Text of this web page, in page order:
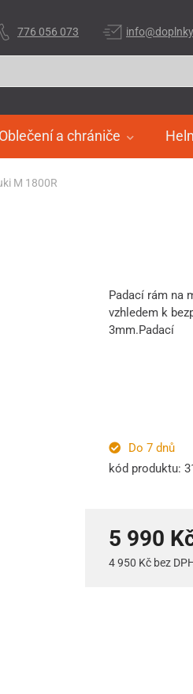
Oblečení a chrániče
776 056 073
M 1800R
Padací rám na
vzhledem k
3mm.Padací
Do 7 dnů
kód produktu:
5 990
4 950 Kč bez